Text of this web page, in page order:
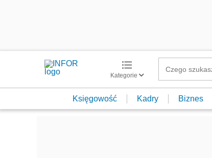
Kategorie
Księgowość Kadry Biznes